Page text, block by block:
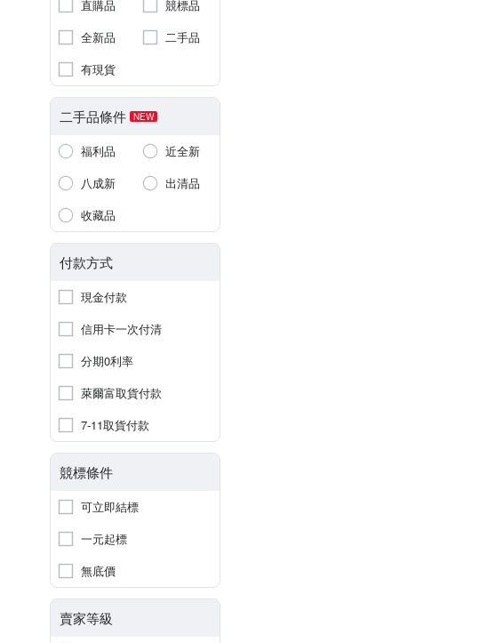
直購品
競標品
全新品
二手品
有現貨
二手品條件 NEW
福利品
近全新
八成新
出清品
收藏品
付款方式
現金付款
信用卡一次付清
分期0利率
萊爾富取貨付款
7-11取貨付款
競標條件
可立即結標
一元起標
無底價
賣家等級